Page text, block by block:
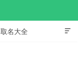

取名大全